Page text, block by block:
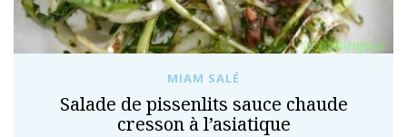
MIAM SALÉ
Salade de pissenlits sauce chaude
cresson à l’asiatique